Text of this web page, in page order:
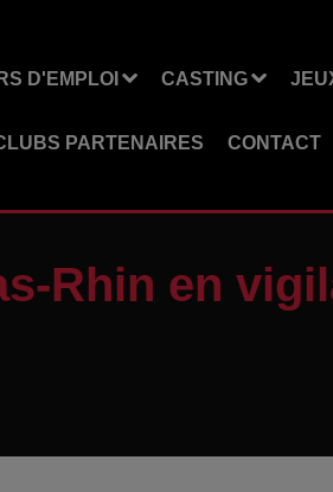
D'EMPLOI CASTING
PARTENAIRES CONTACT
Rhin en